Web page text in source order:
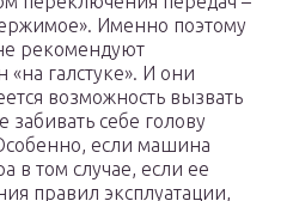
Именно поэтому
рекомендуют
галстуке». И они
возможность вызвать
забивать себе голову
если машина
в том случае, если ее
правил эксплуатации,